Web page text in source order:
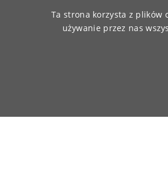
Ta strona korzysta z plików
używanie przez nas